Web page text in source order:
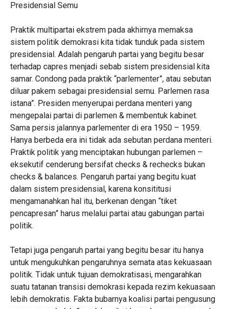
Presidensial Semu
Praktik multipartai ekstrem pada akhirnya memaksa
sistem politik demokrasi kita tidak tunduk pada sistem
presidensial. Adalah pengaruh partai yang begitu besar
terhadap capres menjadi sebab sistem presidensial kita
samar. Condong pada praktik “parlementer”, atau sebutan
diluar pakem sebagai presidensial semu. Parlemen rasa
istana”. Presiden menyerupai perdana menteri yang
mengepalai partai di parlemen & membentuk kabinet.
Sama persis jalannya parlementer di era 1950 – 1959.
Hanya berbeda era ini tidak ada sebutan perdana menteri.
Praktik politik yang menciptakan hubungan parlemen –
eksekutif cenderung bersifat checks & rechecks bukan
checks & balances. Pengaruh partai yang begitu kuat
dalam sistem presidensial, karena konsititusi
mengamanahkan hal itu, berkenan dengan “tiket
pencapresan” harus melalui partai atau gabungan partai
politik.
Tetapi juga pengaruh partai yang begitu besar itu hanya
untuk mengukuhkan pengaruhnya semata atas kekuasaan
politik. Tidak untuk tujuan demokratisasi, mengarahkan
suatu tatanan transisi demokrasi kepada rezim kekuasaan
lebih demokratis. Fakta bubarnya koalisi partai pengusung